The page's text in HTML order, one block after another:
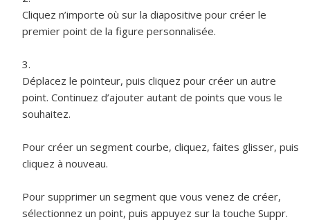
Cliquez n’importe où sur la diapositive pour créer le
premier point de la figure personnalisée.
Déplacez le pointeur, puis cliquez pour créer un autre
point. Continuez d’ajouter autant de points que vous le
souhaitez.
Pour créer un segment courbe, cliquez, faites glisser, puis
cliquez à nouveau.
Pour supprimer un segment que vous venez de créer,
sélectionnez un point, puis appuyez sur la touche Suppr.